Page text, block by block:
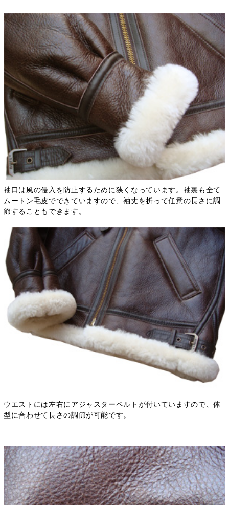
袖口は風の侵入を防止するために狭くなっています。袖裏も全て
ムートン毛皮でできていますので、袖丈を折って任意の長さに調
節することもできます。
ウエストには左右にアジャスターベルトが付いていますので、体
型に合わせて長さの調節が可能です。